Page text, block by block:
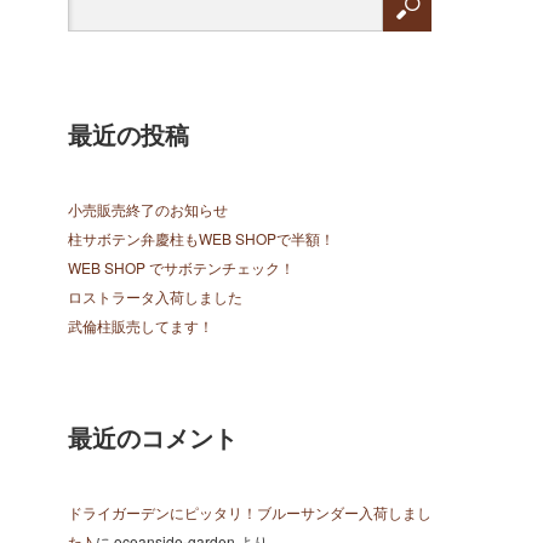
最近の投稿
小売販売終了のお知らせ
柱サボテン弁慶柱もWEB SHOPで半額！
WEB SHOP でサボテンチェック！
ロストラータ入荷しました
武倫柱販売してます！
最近のコメント
ドライガーデンにピッタリ！ブルーサンダー入荷しまし